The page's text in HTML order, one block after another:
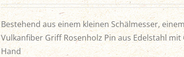
Bestehend aus einem kleinen Schälmesser,
Vulkanfiber Griff Rosenholz Pin aus Edelstahl
Hand